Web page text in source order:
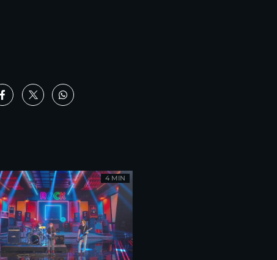
4 MIN